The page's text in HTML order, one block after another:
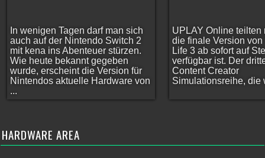
In wenigen Tagen darf man sich
auch auf der Nintendo Switch 2
mit kena ins Abenteuer stürzen.
Wie heute bekannt gegeben
wurde, erscheint die Version für
Nintendos aktuelle Hardware von
...
UPLAY Online teilten
die finale Version von
Life 3 ab sofort auf
verfügbar ist. Der
Content Creator
Simulationsreihe, die
HARDWARE AREA